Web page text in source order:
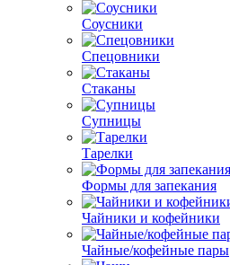
Соусники
Спецовники
Стаканы
Супницы
Тарелки
Формы для запекания
Чайники и кофейники
Чайные/кофейные пары